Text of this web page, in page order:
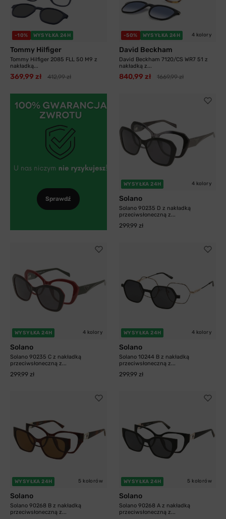
-10% WYSYŁKA 24H
Tommy Hilfiger
Tommy Hilfiger 2085 FLL 50 M9 z
nakładką...
369,99 zł 412,99 zł
-50% WYSYŁKA 24H 4 kolory
David Beckham
David Beckham 7120/CS WR7 51 z
nakładką z...
840,99 zł 1669,99 zł
Sprawdź
WYSYŁKA 24H 4 kolory
Solano
Solano 90235 D z nakładką
przeciwsłoneczną z...
299,99 zł
WYSYŁKA 24H 4 kolory
Solano
Solano 90235 C z nakładką
przeciwsłoneczną z...
299,99 zł
WYSYŁKA 24H 4 kolory
Solano
Solano 10244 B z nakładką
przeciwsłoneczną z...
299,99 zł
WYSYŁKA 24H 5 kolorów
Solano
Solano 90268 B z nakładką
przeciwsłoneczną z...
WYSYŁKA 24H 5 kolorów
Solano
Solano 90268 A z nakładką
przeciwsłoneczną z...